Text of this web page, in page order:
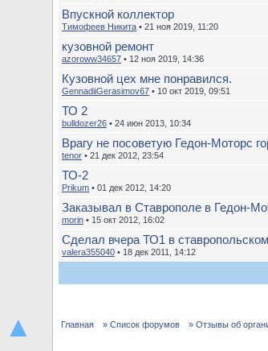
▲
Впускной коллектор
Тимофеев Никита • 21 ноя 2019, 11:20
кузовной ремонт
azoroww34657 • 12 ноя 2019, 14:36
Кузовной цех мне понравился.
GennadiiGerasimov67 • 10 окт 2019, 09:51
ТО 2
bulldozer26 • 24 июн 2013, 10:34
Врагу не посоветую Гедон-Моторс
tenor • 21 дек 2012, 23:54
ТО-2
Prikum • 01 дек 2012, 14:20
Заказывал в Ставрополе в Гедон-
morin • 15 окт 2012, 16:02
Сделал вчера ТО1 в
valera355040 • 18 дек 2011, 14:12
Главная » Список форумов » Отзывы об